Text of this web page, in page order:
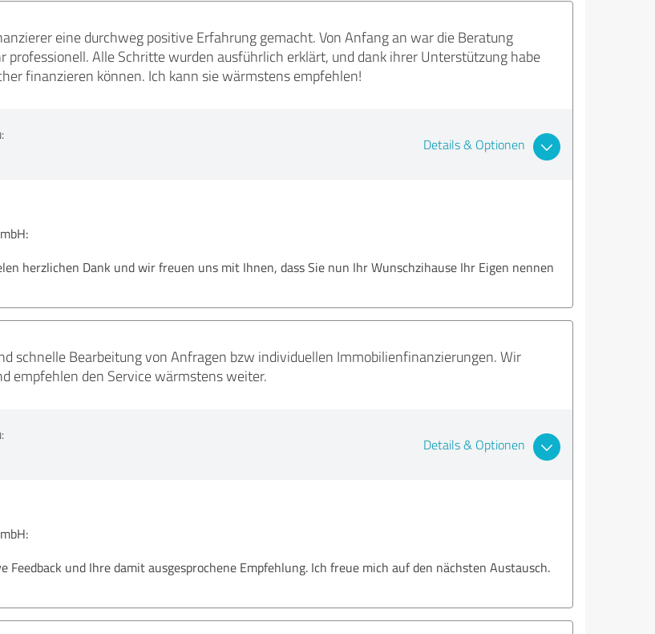
eine durchweg positive Erfahrung gemacht. Von Anfang an war die Beratung
professionell. Alle Schritte wurden ausführlich erklärt, und dank ihrer Unterstützung habe
finanzieren können. Ich kann sie wärmstens empfehlen!
Details & Optionen
herzlichen Dank und wir freuen uns mit Ihnen, dass Sie nun Ihr Wunschzihause Ihr Eigen nennen
schnelle Bearbeitung von Anfragen bzw individuellen Immobilienfinanzierungen. Wir
empfehlen den Service wärmstens weiter.
Details & Optionen
Feedback und Ihre damit ausgesprochene Empfehlung. Ich freue mich auf den nächsten Austausch.